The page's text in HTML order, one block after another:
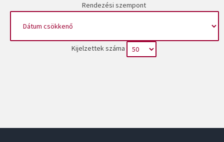
Rendezési szempont
Kijelzettek száma